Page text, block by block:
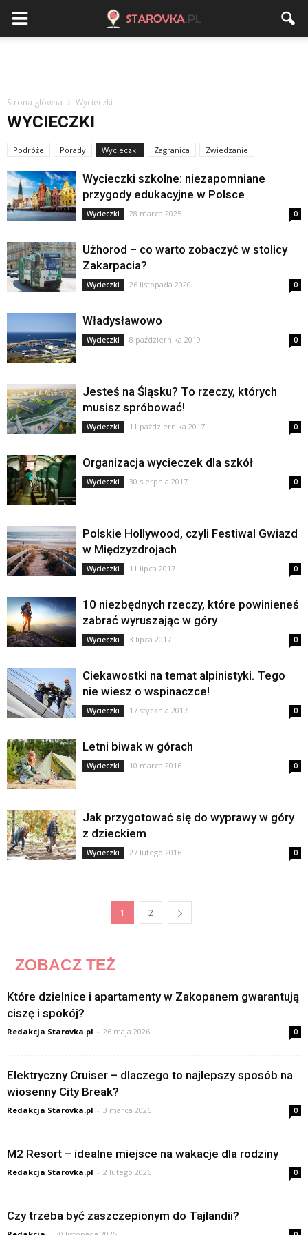
Strona główna Wycieczki
WYCIECZKI
Podróże Porady Wycieczki Zagranica Zwiedzanie
Wycieczki szkolne: niezapomniane
przygody edukacyjne w Polsce
Wycieczki 28 marca 2025 0
Użhorod – co warto zobaczyć w stolicy
Zakarpacia?
Wycieczki 26 listopada 2020 0
Władysławowo
Wycieczki 8 października 2019 0
Jesteś na Śląsku? To rzeczy, których
musisz spróbować!
Wycieczki 11 października 2017 0
Organizacja wycieczek dla szkół
Wycieczki 30 sierpnia 2017 0
Polskie Hollywood, czyli Festiwal Gwiazd
w Międzyzdrojach
Wycieczki 11 lipca 2017 0
10 niezbędnych rzeczy, które powinieneś
zabrać wyruszając w góry
Wycieczki 3 lipca 2017 0
Ciekawostki na temat alpinistyki. Tego
nie wiesz o wspinaczce!
Wycieczki 17 stycznia 2017 0
Letni biwak w górach
Wycieczki 10 marca 2016 0
Jak przygotować się do wyprawy w góry
z dzieckiem
Wycieczki 27 lutego 2016 0
1 2
ZOBACZ TEŻ
Które dzielnice i apartamenty w Zakopanem gwarantują
ciszę i spokój?
Redakcja Starovka.pl - 26 maja 2026 0
Elektryczny Cruiser – dlaczego to najlepszy sposób na
wiosenny City Break?
Redakcja Starovka.pl - 3 marca 2026 0
M2 Resort – idealne miejsce na wakacje dla rodziny
Redakcja Starovka.pl - 2 lutego 2026 0
Czy trzeba być zaszczepionym do Tajlandii?